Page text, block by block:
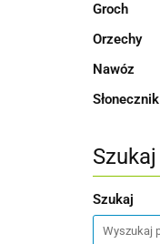
Groch
Orzechy
Nawóz
Słonecznik
Szukaj
Szukaj